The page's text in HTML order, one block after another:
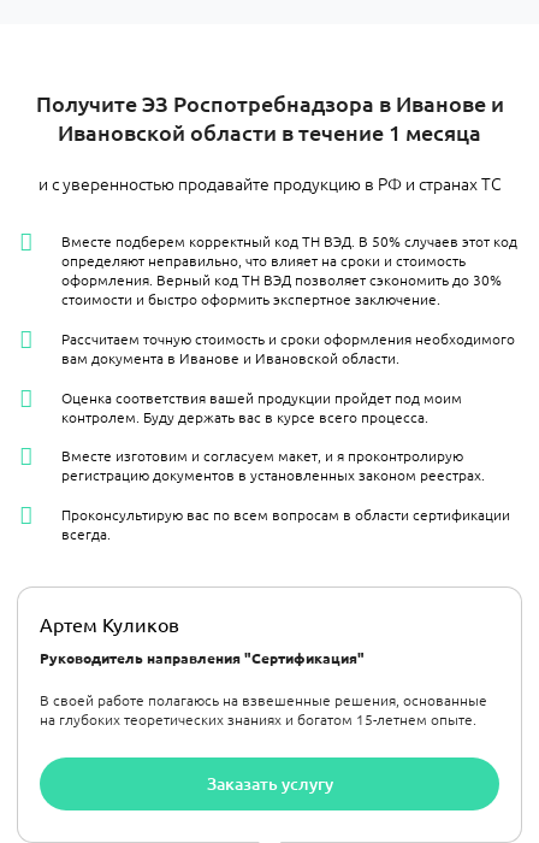
Получите ЭЗ Роспотребнадзора в Иванове и
Ивановской области в течение 1 месяца
и с уверенностью продавайте продукцию в РФ и странах ТС
Артем Куликов
Руководитель направления "Сертификация"
В своей работе полагаюсь на взвешенные решения, основанные
на глубоких теоретических знаниях и богатом 15-летнем опыте.
Заказать услугу
Вместе подберем корректный код ТН ВЭД. В 50% случаев этот код
определяют неправильно, что влияет на сроки и стоимость
оформления. Верный код ТН ВЭД позволяет сэкономить до 30%
стоимости и быстро оформить экспертное заключение.
Рассчитаем точную стоимость и сроки оформления необходимого
вам документа в Иванове и Ивановской области.
Оценка соответствия вашей продукции пройдет под моим
контролем. Буду держать вас в курсе всего процесса.
Вместе изготовим и согласуем макет, и я проконтролирую
регистрацию документов в установленных законом реестрах.
Проконсультирую вас по всем вопросам в области сертификации
всегда.